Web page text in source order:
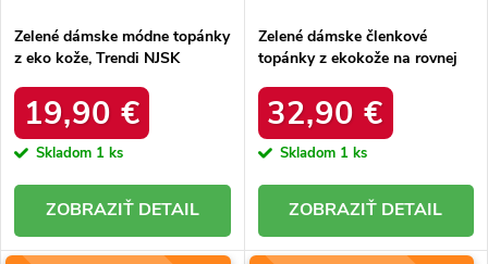
Zelené dámske módne topánky
z eko kože, Trendi NJSK
19,90 €
Skladom 1 ks
DETAIL
Zelené dámske členkové
topánky z ekokože na rovnej
ASA198-21 ZIELONY
32,90 €
Skladom 1 ks
DETAIL